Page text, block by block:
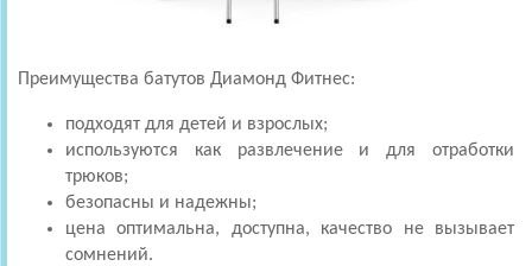
Преимущества батутов Диамонд Фитнес:
подходят для детей и взрослых;
используются как развлечение и для отработки
трюков;
безопасны и надежны;
цена оптимальна, доступна, качество не вызывает
сомнений.